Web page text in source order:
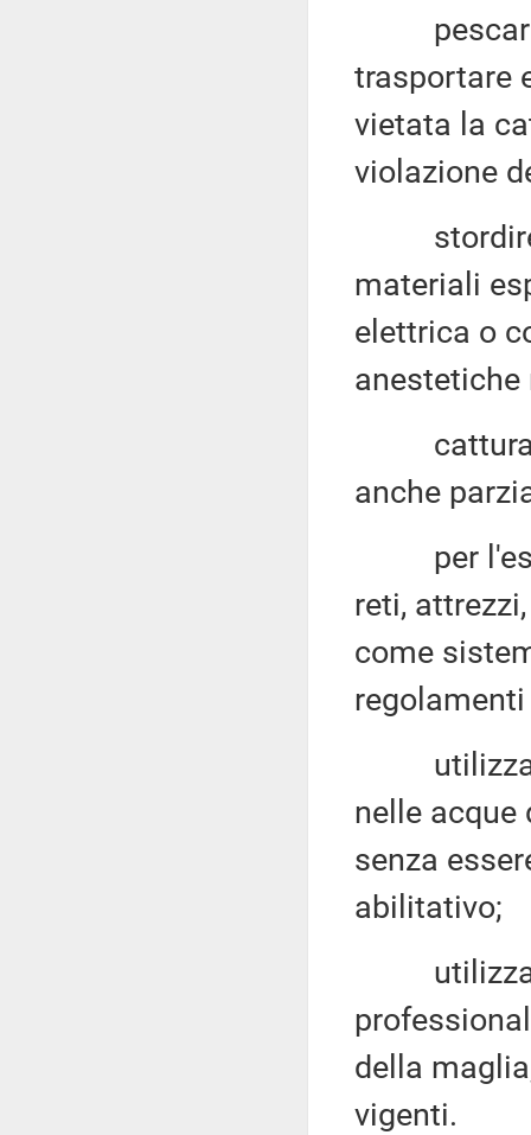
pescare,
trasportare
vietata la
violazione
stordire,
materiali
elettrica o
anestetiche
catturare
anche
per
reti,
come
utilizzare
nelle acque
senza
abilitativo;
utilizzare
della
vigenti.